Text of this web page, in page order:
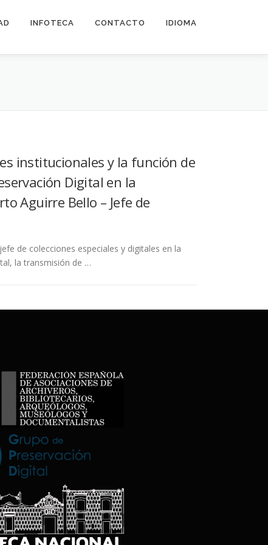
INFOTECA CONTACTO IDIOMA
institucionales y la función de
Digital en la
Aguirre Bello – Jefe de
de colecciones especiales y digitales en la
la transmisión de …